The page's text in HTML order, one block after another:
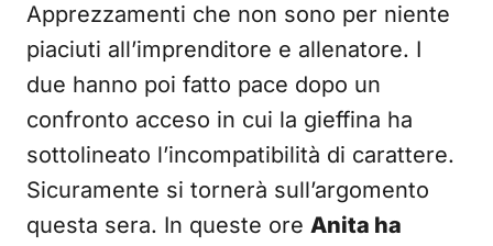
Apprezzamenti che non sono per niente
piaciuti all’imprenditore e allenatore. I
due hanno poi fatto pace dopo un
confronto acceso in cui la gieffina ha
sottolineato l’incompatibilità di carattere.
Sicuramente si tornerà sull’argomento
questa sera. In queste ore Anita ha